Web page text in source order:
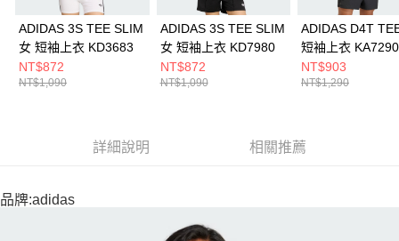
ADIDAS 3S TEE SLIM
女 短袖上衣 KD3683
NT$872
NT$1,090
ADIDAS 3S TEE SLIM
女 短袖上衣 KD7980
NT$872
NT$1,090
ADIDAS D4T
短袖上衣 KA7290
NT$903
NT$1,290
詳細說明 相關推薦
品牌:adidas